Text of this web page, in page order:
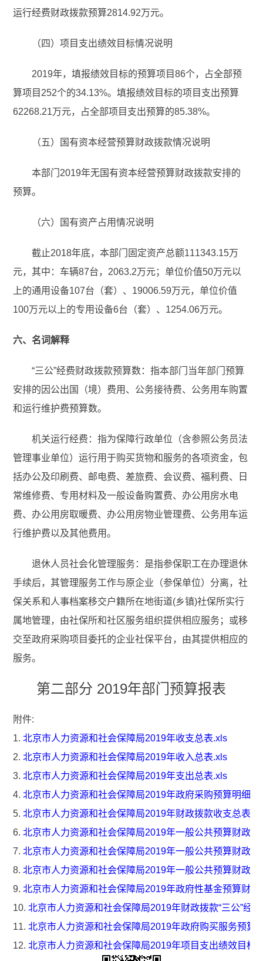
运行经费财政拨款预算2814.92万元。
（四）项目支出绩效目标情况说明
2019年，填报绩效目标的预算项目86个，占全部预
算项目252个的34.13%。填报绩效目标的项目支出预算
62268.21万元，占全部项目支出预算的85.38%。
（五）国有资本经营预算财政拨款情况说明
本部门2019年无国有资本经营预算财政拨款安排的
预算。
（六）国有资产占用情况说明
截止2018年底，本部门固定资产总额111343.15万
元，其中：车辆87台，2063.2万元；单位价值50万元以
上的通用设备107台（套）、19006.59万元，单位价值
100万元以上的专用设备6台（套）、1254.06万元。
六、名词解释
“三公”经费财政拨款预算数：指本部门当年部门预算
安排的因公出国（境）费用、公务接待费、公务用车购置
和运行维护费预算数。
机关运行经费：指为保障行政单位（含参照公务员法
管理事业单位）运行用于购买货物和服务的各项资金，包
括办公及印刷费、邮电费、差旅费、会议费、福利费、日
常维修费、专用材料及一般设备购置费、办公用房水电
费、办公用房取暖费、办公用房物业管理费、公务用车运
行维护费以及其他费用。
退休人员社会化管理服务：是指参保职工在办理退休
手续后，其管理服务工作与原企业（参保单位）分离，社
保关系和人事档案移交户籍所在地街道(乡镇)社保所实行
属地管理，由社保所和社区服务组织提供相应服务；或移
交至政府采购项目委托的企业社保平台，由其提供相应的
服务。
第二部分 2019年部门预算报表
附件:
1.北京市人力资源和社会保障局2019年收支总表.xls
2.北京市人力资源和社会保障局2019年收入总表.xls
3.北京市人力资源和社会保障局2019年支出总表.xls
4.北京市人力资源和社会保障局2019年政府采购预算明细表
5.北京市人力资源和社会保障局2019年财政拨款收支总表
6.北京市人力资源和社会保障局2019年一般公共预算财政拨
7.北京市人力资源和社会保障局2019年一般公共预算财政
8.北京市人力资源和社会保障局2019年一般公共预算财政
9.北京市人力资源和社会保障局2019年政府性基金预算财
10.北京市人力资源和社会保障局2019年财政拨款“三公”经
11.北京市人力资源和社会保障局2019年政府购买服务预算
12.北京市人力资源和社会保障局2019年项目支出绩效目标